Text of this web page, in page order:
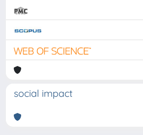
social impact